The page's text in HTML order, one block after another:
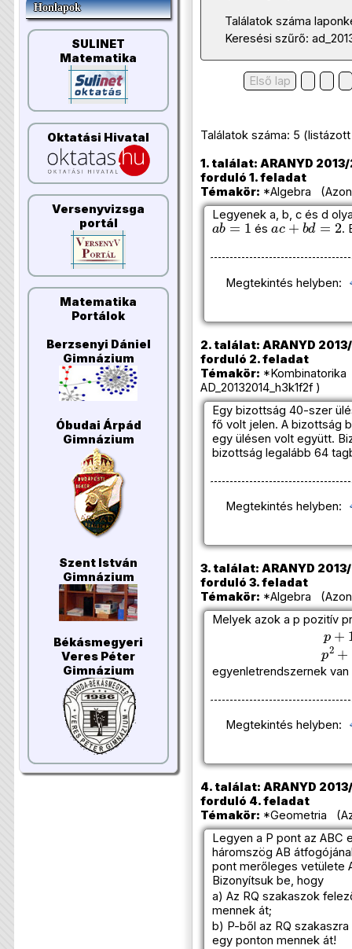
Honlapok
SULINET
Matematika
Oktatási Hivatal
Versenyvizsga
portál
Matematika
Portálok
Berzsenyi Dániel
Gimnázium
Óbudai Árpád
Gimnázium
Szent István
Gimnázium
Békásmegyeri
Veres Péter
Gimnázium
Találatok száma
Keresési szűrő:
Első lap
Találatok száma: 5
1. találat: ARANYD
forduló 1. feladat
Témakör: *Algebra
Legyenek a, b, c és d
ab=1
és
a c+bd=2
.
Megtekintés helyben:
2. találat: ARANYD
forduló 2. feladat
Témakör:
AD_20132014_h3k1f2f )
Egy bizottság 40-szer
fő volt jelen. A bizottság
egy ülésen volt együtt.
bizottság legalább 64
Megtekintés helyben:
3. találat: ARANYD
forduló 3. feladat
Témakör: *Algebra
Melyek azok a p pozitív
p+ 1
p2+
egyenletrendszernek
Megtekintés helyben:
4. találat: ARANYD
forduló 4. feladat
Témakör: *Geometria
Legyen a P pont az ABC
háromszög AB
pont merőleges vetülete
Bizonyítsuk be, hogy
a) Az RQ szakaszok
mennek át;
b) P-ből az RQ
egy ponton mennek át!